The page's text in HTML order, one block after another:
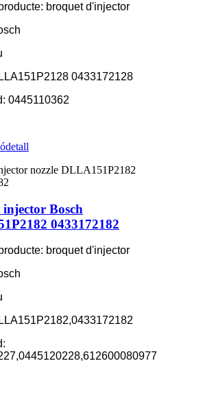
broquet d'injector
0433172128
0445110362
detall
Bosch
0433172182
broquet d'injector